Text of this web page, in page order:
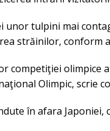
unor tulpini mai
străinilor, conform
competiţiei olimpice
Olimpic, scrie
în afara